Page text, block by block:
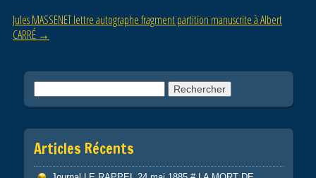
k
Jules MASSENET lettre autographe fragment partition manuscrite à Albert
CARRÉ →
Articles Récents